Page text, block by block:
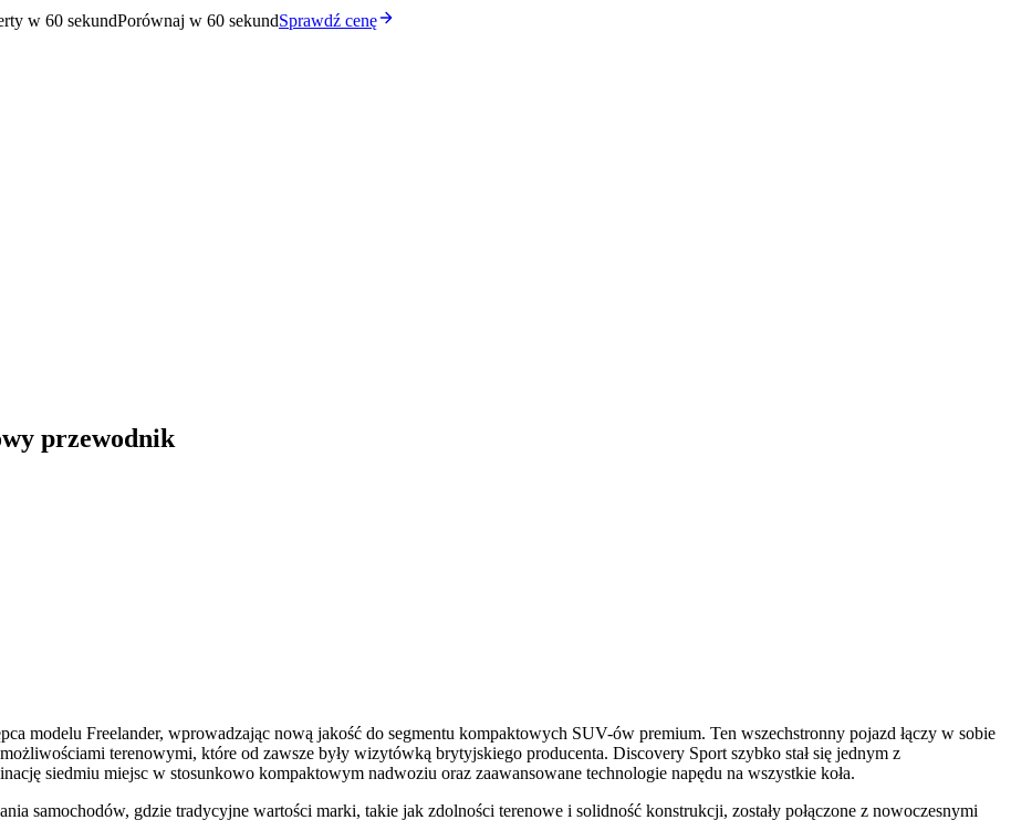
w 60 sekundPorównaj w 60 sekundSprawdź cenę
przewodnik
modelu Freelander, wprowadzając nową jakość do segmentu kompaktowych SUV-ów premium. Ten wszechstronny pojazd łączy w sobie
terenowymi, które od zawsze były wizytówką brytyjskiego producenta. Discovery Sport szybko stał się jednym z
siedmiu miejsc w stosunkowo kompaktowym nadwoziu oraz zaawansowane technologie napędu na wszystkie koła.
samochodów, gdzie tradycyjne wartości marki, takie jak zdolności terenowe i solidność konstrukcji, zostały połączone z nowoczesnymi